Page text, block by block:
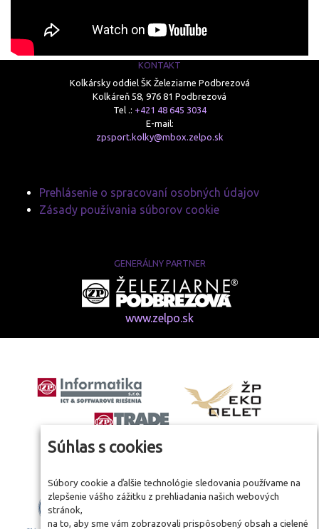
KONTAKT
Kolkársky oddiel ŠK Železiarne Podbrezová
Kolkáreň 58, 976 81 Podbrezová
Tel .: +421 48 645 3034
E-mail:
zpsport.kolky@mbox.zelpo.sk
Prehlásenie o spracovaní osobných údajov
Zásady používania súborov cookie
GENERÁLNY PARTNER
www.zelpo.sk
Súhlas s cookies
Súbory cookie a ďalšie technológie sledovania používame na
zlepšenie vášho zážitku z prehliadania našich webových
stránok,
na to, aby sme vám zobrazovali prispôsobený obsah a cielené